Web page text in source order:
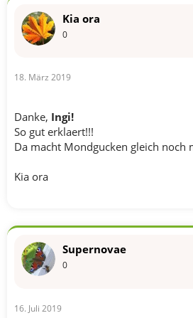
Kia ora
0
18. März 2019
Danke, Ingi!
So gut erklaert!!!
Da macht Mondgucken gleich noch
Kia ora
Supernovae
0
16. Juli 2019